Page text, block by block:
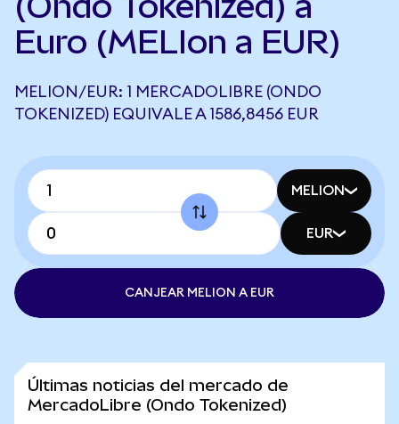
Euro (MELIon a EUR)
MELION/EUR: 1 MERCADOLIBRE (ONDO
TOKENIZED) EQUIVALE A 1586,8456 EUR
MELION
EUR
CANJEAR MELION A EUR
Últimas noticias del mercado de
MercadoLibre (Ondo Tokenized)